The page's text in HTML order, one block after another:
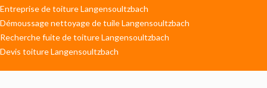
Entreprise de toiture Langensoultzbach
Démoussage nettoyage de tuile Langensoultzbach
Recherche fuite de toiture Langensoultzbach
Devis toiture Langensoultzbach